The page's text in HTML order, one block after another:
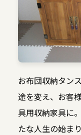
お布団収納タン
途を変え、お客
具用収納家具に
たな人生の始まり